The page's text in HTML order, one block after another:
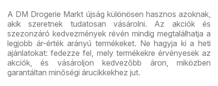
A DM Drogerie Markt újság különösen hasznos azoknak,
akik szeretnek tudatosan vásárolni. Az akciók és
szezonzáró kedvezmények révén mindig megtalálhatja a
legjobb ár-érték arányú termékeket. Ne hagyja ki a heti
ajánlatokat: fedezze fel, mely termékekre érvényesek az
akciók, és vásároljon kedvezőbb áron, miközben
garantáltan minőségi árucikkekhez jut.